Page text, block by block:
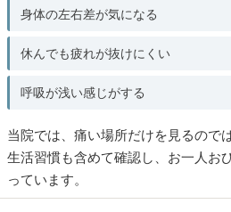
身体の左右差が気になる
休んでも疲れが抜けにくい
呼吸が浅い感じがする
当院では、痛い場所だけを見るので
生活習慣も含めて確認し、お一人お
っています。